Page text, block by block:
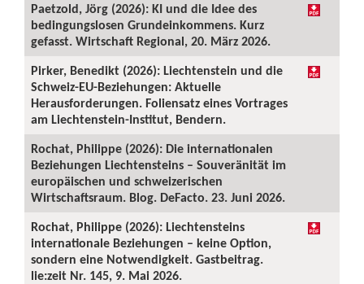
Paetzold, Jörg (2026): KI und die Idee des
bedingungslosen Grundeinkommens. Kurz
gefasst. Wirtschaft Regional, 20. März 2026.
Pirker, Benedikt (2026): Liechtenstein und die
Schweiz-EU-Beziehungen: Aktuelle
Herausforderungen. Foliensatz eines Vortrages
am Liechtenstein-Institut, Bendern.
Rochat, Philippe (2026): Die internationalen
Beziehungen Liechtensteins – Souveränität im
europäischen und schweizerischen
Wirtschaftsraum. Blog. DeFacto. 23. Juni 2026.
Rochat, Philippe (2026): Liechtensteins
internationale Beziehungen – keine Option,
sondern eine Notwendigkeit. Gastbeitrag.
lie:zeit Nr. 145, 9. Mai 2026.